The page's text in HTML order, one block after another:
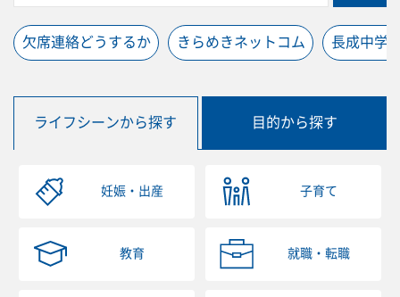
欠席連絡どうするか きらめきネットコム 長成中学
ライフシーンから探す 目的から探す
妊娠・出産 子育て
教育 就職・転職